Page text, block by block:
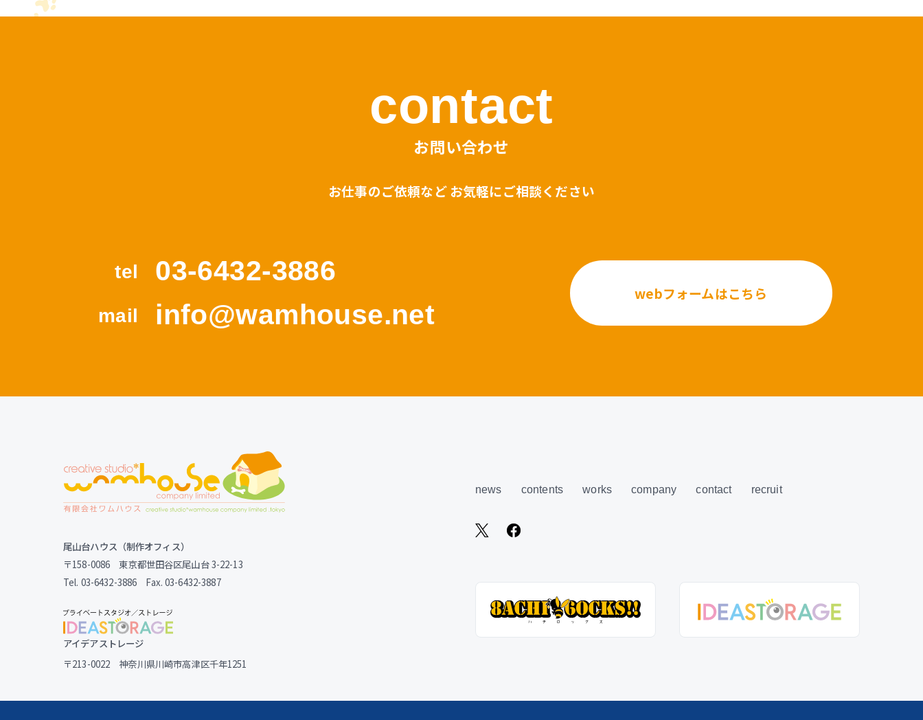
contact
お問い合わせ
お仕事のご依頼など お気軽にご相談ください
tel 03-6432-3886
mail info@wamhouse.net
webフォームはこちら
尾山台ハウス（制作オフィス）
〒158-0086 東京都世田谷区尾山台 3-22-13
Tel. 03-6432-3886 Fax. 03-6432-3887
アイデアストレージ
〒213-0022 神奈川県川崎市高津区千年1251
news contents works company contact recruit